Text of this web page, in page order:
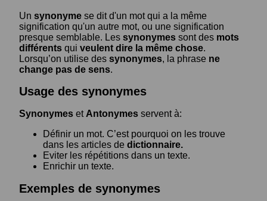
Un synonyme se dit d'un mot qui a la même
signification qu'un autre mot, ou une signification
presque semblable. Les synonymes sont des mots
différents qui veulent dire la même chose.
Lorsqu’on utilise des synonymes, la phrase ne
change pas de sens.
Usage des synonymes
Synonymes et Antonymes servent à:
Définir un mot. C’est pourquoi on les trouve
dans les articles de dictionnaire.
Eviter les répétitions dans un texte.
Enrichir un texte.
Exemples de synonymes